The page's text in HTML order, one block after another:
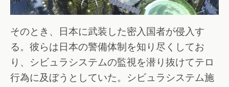
そのとき、日本に武装した密入国者が侵入す
る。彼らは日本の警備体制を知り尽くしてお
り、シビュラシステムの監視を潜り抜けてテロ
行為に及ぼうとしていた。シビュラシステム施